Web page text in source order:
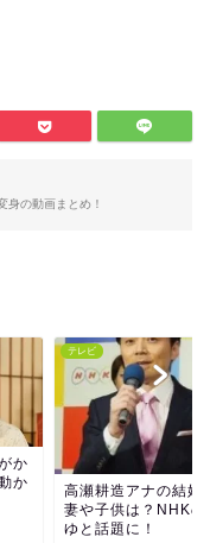
身の動画まとめ！
か
か
テレビ
高瀬耕造アナの結婚
妻や子供は？NHKの
ゆと話題に！